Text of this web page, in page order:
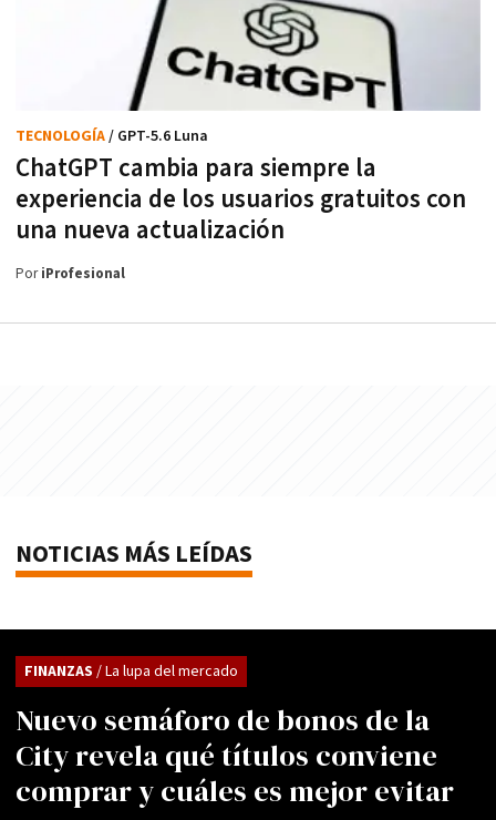
ChatGPT cambia para siempre la
experiencia de los usuarios gratuitos con
una nueva actualización
TECNOLOGÍA/ GPT-5.6 Luna
PoriProfesional
NOTICIAS MÁS LEÍDAS
Nuevo semáforo de bonos de la
City revela qué títulos conviene
comprar y cuáles es mejor evitar
FINANZAS / La lupa del mercado